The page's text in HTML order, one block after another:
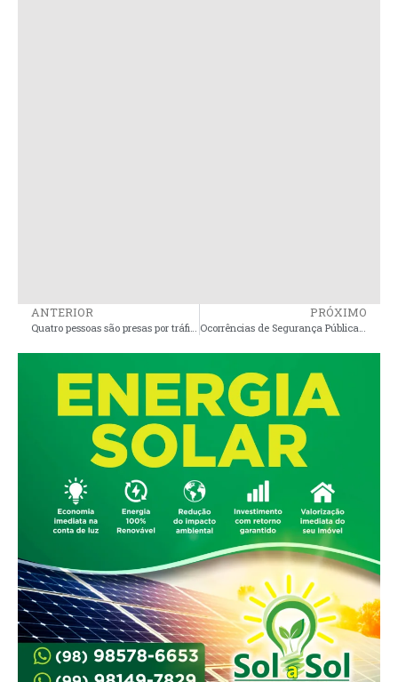
ANTERIOR
Quatro pessoas são presas por tráfico de drogas em Pinheiro
PRÓXIMO
Ocorrências de Segurança Pública na Baixada Maranhense